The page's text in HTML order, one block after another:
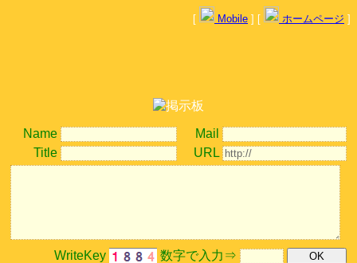
[ Mobile ] [ ホームページ ]
Name
Mail
Title
URL
WriteKey 数字で入力⇒